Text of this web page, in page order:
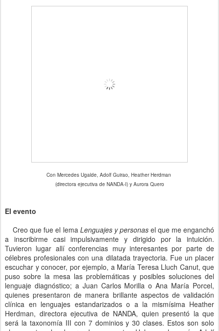
Con Mercedes Ugalde, Adolf Guirao, Heather Herdman
(directora ejecutiva de NANDA-I) y Aurora Quero
El evento
Creo que fue el lema Lenguajes y personasel que me enganchó
a inscribirme casi impulsivamente y dirigido por la intuición.
Tuvieron lugar allí conferencias muy interesantes por parte de
célebres profesionales con una dilatada trayectoria. Fue un placer
escuchar y conocer, por ejemplo, a María Teresa Lluch Canut, que
puso sobre la mesa las problemáticas y posibles soluciones del
lenguaje diagnóstico; a Juan Carlos Morilla o Ana María Porcel,
quienes presentaron de manera brillante aspectos de validación
clínica en lenguajes estandarizados o a la mismísima Heather
Herdman, directora ejecutiva de NANDA, quien presentó la que
será la taxonomía III con 7 dominios y 30 clases. Estos son solo